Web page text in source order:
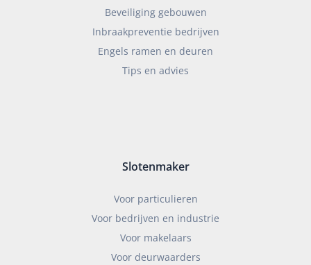
Beveiliging gebouwen
Inbraakpreventie bedrijven
Engels ramen en deuren
Tips en advies
Slotenmaker
Voor particulieren
Voor bedrijven en industrie
Voor makelaars
Voor deurwaarders